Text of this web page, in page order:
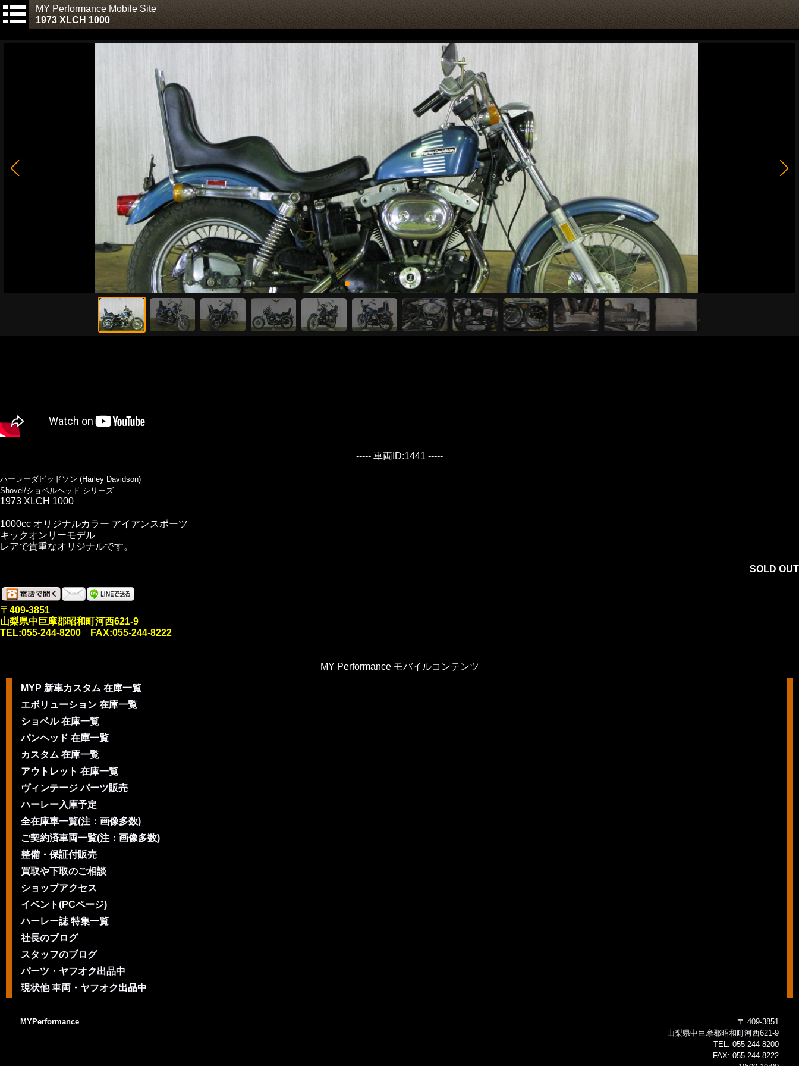
MY Performance Mobile Site
1973 XLCH 1000
----- 車両ID:1441 -----
ハーレーダビッドソン (Harley Davidson)
Shovel/ショベルヘッド シリーズ
1973 XLCH 1000
1000cc オリジナルカラー アイアンスポーツ
キックオンリーモデル
レアで貴重なオリジナルです。
SOLD OUT
〒409-3851
山梨県中巨摩郡昭和町河西621-9
TEL:055-244-8200 FAX:055-244-8222
MY Performance モバイルコンテンツ
MYP 新車カスタム 在庫一覧
エボリューション 在庫一覧
ショベル 在庫一覧
パンヘッド 在庫一覧
カスタム 在庫一覧
アウトレット 在庫一覧
ヴィンテージ パーツ販売
ハーレー入庫予定
全在庫車一覧(注：画像多数)
ご契約済車両一覧(注：画像多数)
整備・保証付販売
買取や下取のご相談
ショップアクセス
イベント(PCページ)
ハーレー誌 特集一覧
社長のブログ
スタッフのブログ
パーツ・ヤフオク出品中
現状他 車両・ヤフオク出品中
MYPerformance
〒 409-3851
山梨県中巨摩郡昭和町河西621-9
TEL: 055-244-8200
FAX: 055-244-8222